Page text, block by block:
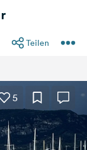
Teilen
5